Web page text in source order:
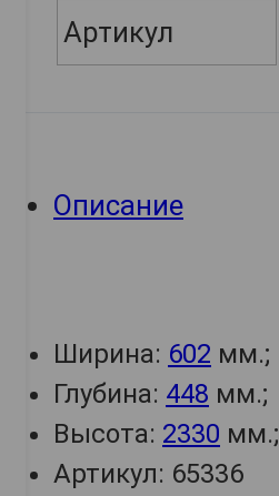
Артикул
Описание
Ширина: 602 мм.;
Глубина: 448 мм.;
Высота: 2330 мм.;
Артикул: 65336